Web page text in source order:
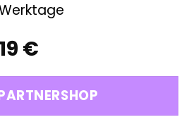
€
€Aktueller
ist:
25,19 €.